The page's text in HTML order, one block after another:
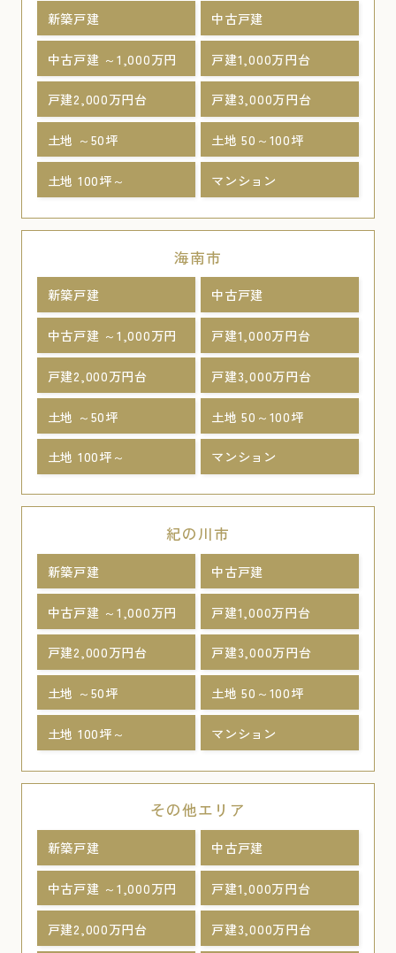
新築戸建 中古戸建
中古戸建 ～1,000万円 戸建1,000万円台
戸建2,000万円台 戸建3,000万円台
土地 ～50坪 土地 50～100坪
土地 100坪～ マンション
海南市
新築戸建 中古戸建
中古戸建 ～1,000万円 戸建1,000万円台
戸建2,000万円台 戸建3,000万円台
土地 ～50坪 土地 50～100坪
土地 100坪～ マンション
紀の川市
新築戸建 中古戸建
中古戸建 ～1,000万円 戸建1,000万円台
戸建2,000万円台 戸建3,000万円台
土地 ～50坪 土地 50～100坪
土地 100坪～ マンション
その他エリア
新築戸建 中古戸建
中古戸建 ～1,000万円 戸建1,000万円台
戸建2,000万円台 戸建3,000万円台